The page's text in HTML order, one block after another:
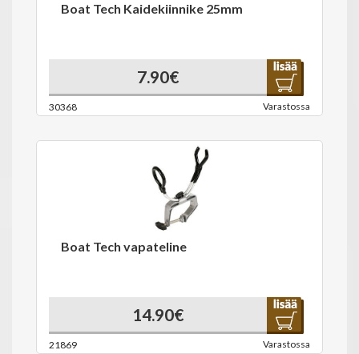
Boat Tech Kaidekiinnike 25mm
7.90€
30368 Varastossa
Boat Tech vapateline
14.90€
21869 Varastossa